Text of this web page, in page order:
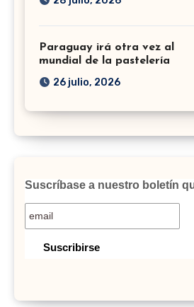
Paraguay irá otra vez al
mundial de la pastelería
26 julio, 2026
Suscríbase a nuestro boletín